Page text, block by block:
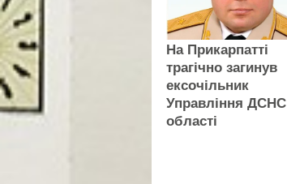
На Прикарпатті
трагічно загинув
ексочільник
Управління ДСНС
області